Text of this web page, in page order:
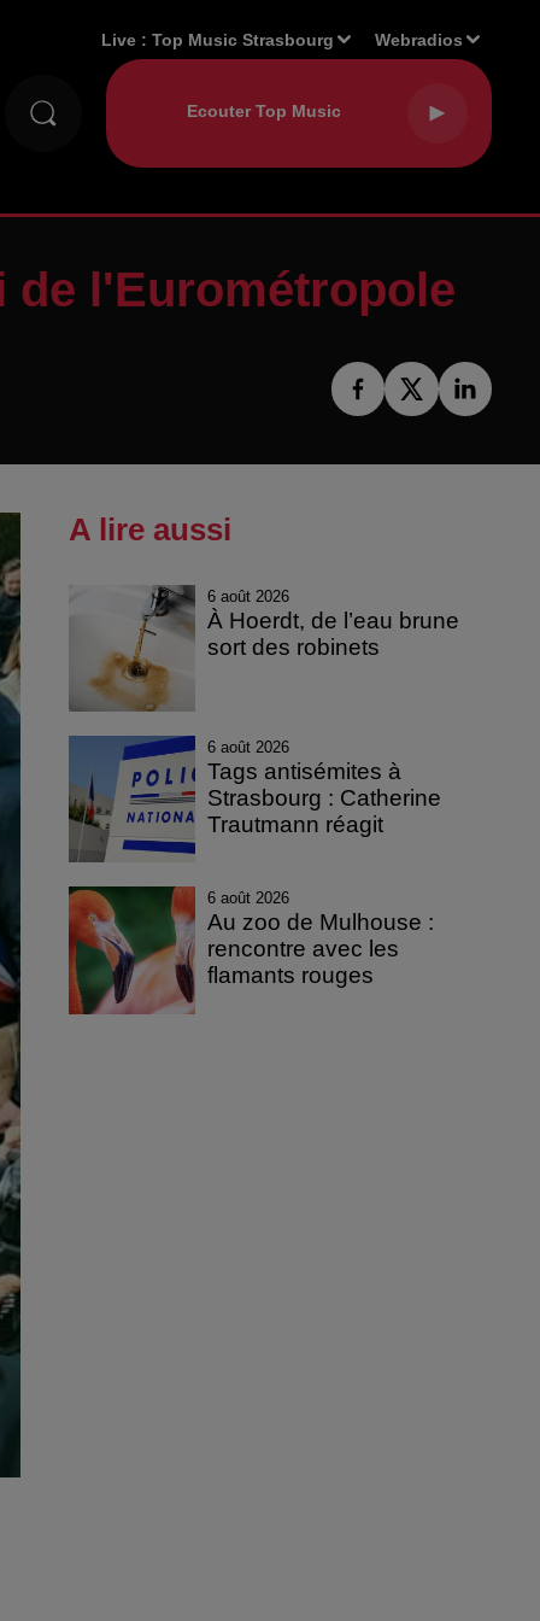
Live :Top Music Strasbourg Webradios
de l'Eurométropole
A lire aussi
6 août 2026
À Hoerdt, de l’eau brune
sort des robinets
6 août 2026
Tags antisémites à
Strasbourg : Catherine
Trautmann réagit
6 août 2026
Au zoo de Mulhouse :
rencontre avec les
flamants rouges